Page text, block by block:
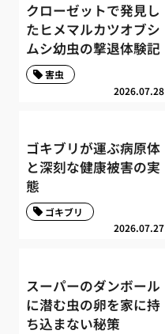
クローゼットで発見し
たヒメマルカツオブシ
ムシ幼虫の撃退体験記
2026.07.28
害虫
ゴキブリが運ぶ病原体
と深刻な健康被害の実
態
2026.07.27
ゴキブリ
スーパーのダンボール
に潜む虫の卵を家に持
ち込まない秘策